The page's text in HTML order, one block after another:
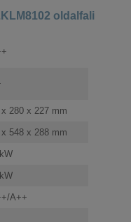
oldalfali
280 x 227 mm
x 548 x 288 mm
A++